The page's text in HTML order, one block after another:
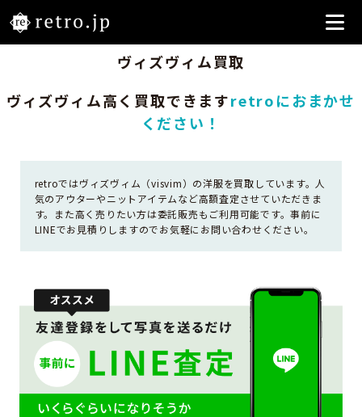
ヴィズヴィム買取
ヴィズヴィム高く買取できますretroにおまかせ
ください！
retroではヴィズヴィム（visvim）の洋服を買取しています。人
気のアウターやニットアイテムなど高額査定させていただきま
す。また高く売りたい方は委託販売もご利用可能です。事前に
LINEでお見積りしますのでお気軽にお問い合わせください。